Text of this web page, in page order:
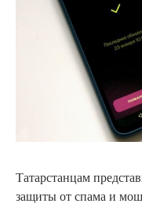
Татарстанцам
защиты от спама и